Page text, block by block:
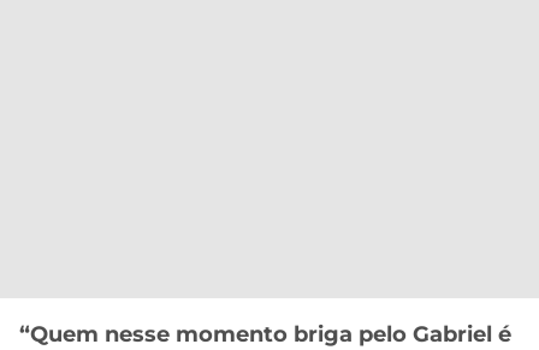
“Quem nesse momento briga pelo Gabriel é